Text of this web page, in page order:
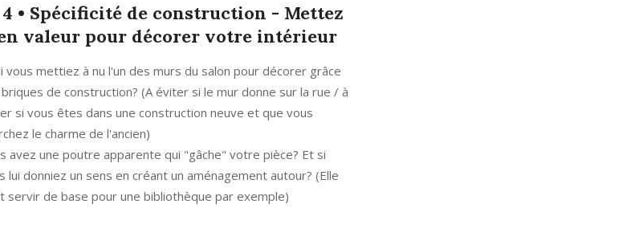
4 • Spécificité de construction - Mettez
valeur pour décorer votre intérieur
vous mettiez à nu l'un des murs du salon pour décorer grâce
de construction? (A éviter si le mur donne sur la rue / à
si vous êtes dans une construction neuve et que vous
le charme de l'ancien)
avez une poutre apparente qui "gâche" votre pièce? Et si
lui donniez un sens en créant un aménagement autour? (Elle
servir de base pour une bibliothèque par exemple)